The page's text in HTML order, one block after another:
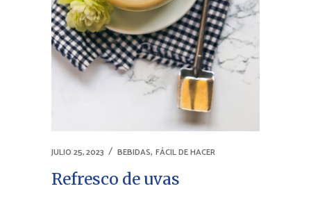
JULIO 25, 2023 BEBIDAS, FÁCIL DE HACER
Refresco de uvas